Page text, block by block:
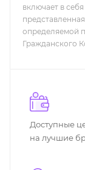
включает в
определяемой
Гражданского
Доступные
на лучшие